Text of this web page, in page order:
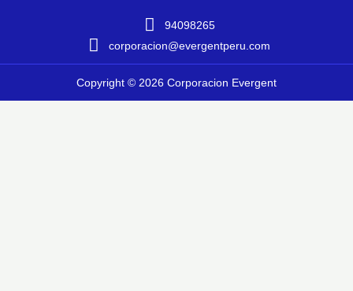
94098265
corporacion@evergentperu.com
Copyright © 2026 Corporacion Evergent